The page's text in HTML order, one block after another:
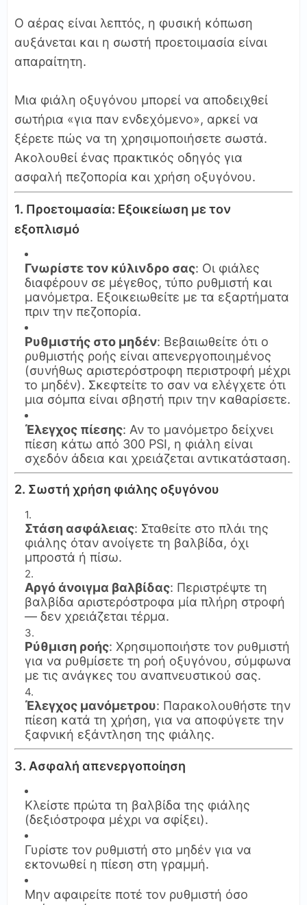
Ο αέρας είναι λεπτός, η φυσική κόπωση
αυξάνεται και η σωστή προετοιμασία είναι
απαραίτητη.
Μια φιάλη οξυγόνου μπορεί να αποδειχθεί
σωτήρια «για παν ενδεχόμενο», αρκεί να
ξέρετε πώς να τη χρησιμοποιήσετε σωστά.
Ακολουθεί ένας πρακτικός οδηγός για
ασφαλή πεζοπορία και χρήση οξυγόνου.
1. Προετοιμασία: Εξοικείωση με τον
εξοπλισμό
Γνωρίστε τον κύλινδρο σας: Οι φιάλες
διαφέρουν σε μέγεθος, τύπο ρυθμιστή και
μανόμετρα. Εξοικειωθείτε με τα εξαρτήματα
πριν την πεζοπορία.
Ρυθμιστής στο μηδέν: Βεβαιωθείτε ότι ο
ρυθμιστής ροής είναι απενεργοποιημένος
(συνήθως αριστερόστροφη περιστροφή μέχρι
το μηδέν). Σκεφτείτε το σαν να ελέγχετε ότι
μια σόμπα είναι σβηστή πριν την καθαρίσετε.
Έλεγχος πίεσης: Αν το μανόμετρο δείχνει
πίεση κάτω από 300 PSI, η φιάλη είναι
σχεδόν άδεια και χρειάζεται αντικατάσταση.
2. Σωστή χρήση φιάλης οξυγόνου
Στάση ασφάλειας: Σταθείτε στο πλάι της
φιάλης όταν ανοίγετε τη βαλβίδα, όχι
μπροστά ή πίσω.
Αργό άνοιγμα βαλβίδας: Περιστρέψτε τη
βαλβίδα αριστερόστροφα μία πλήρη στροφή
— δεν χρειάζεται τέρμα.
Ρύθμιση ροής: Χρησιμοποιήστε τον ρυθμιστή
για να ρυθμίσετε τη ροή οξυγόνου, σύμφωνα
με τις ανάγκες του αναπνευστικού σας.
Έλεγχος μανόμετρου: Παρακολουθήστε την
πίεση κατά τη χρήση, για να αποφύγετε την
ξαφνική εξάντληση της φιάλης.
3. Ασφαλή απενεργοποίηση
Κλείστε πρώτα τη βαλβίδα της φιάλης
(δεξιόστροφα μέχρι να σφίξει).
Γυρίστε τον ρυθμιστή στο μηδέν για να
εκτονωθεί η πίεση στη γραμμή.
Μην αφαιρείτε ποτέ τον ρυθμιστή όσο